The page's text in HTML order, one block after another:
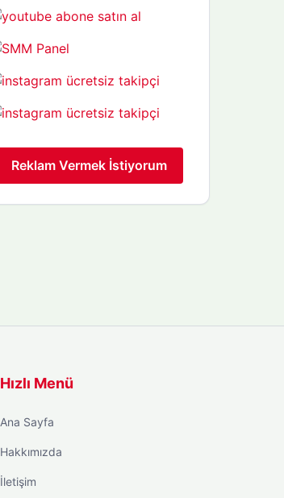
Reklam Vermek İstiyorum
Hızlı Menü
Ana Sayfa
Hakkımızda
İletişim